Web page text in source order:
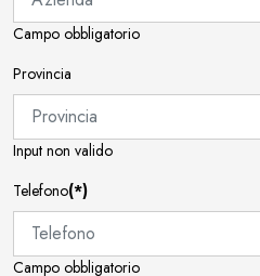
Campo obbligatorio
Provincia
Input non valido
Telefono(*)
Campo obbligatorio